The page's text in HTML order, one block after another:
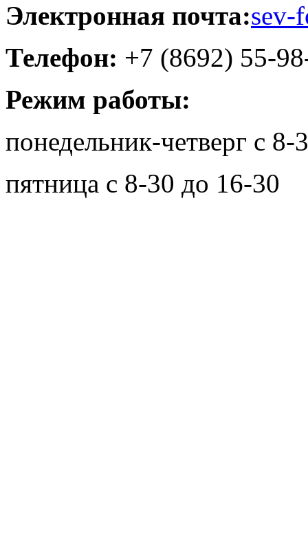
Электронная почта:sev-
Телефон: +7 (8692) 55-
Режим работы:
понедельник-четверг с
пятница с 8-30 до 16-30